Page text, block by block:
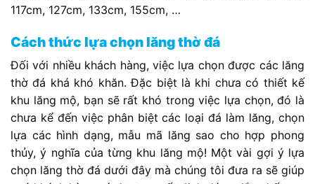
117cm, 127cm, 133cm, 155cm, …
Cách thức lựa chọn lăng thờ đá
Đối với nhiều khách hàng, việc lựa chọn được các lăng
thờ đá khá khó khăn. Đặc biệt là khi chưa có thiết kế
khu lăng mộ, bạn sẽ rất khó trong việc lựa chọn, đó là
chưa kể đến việc phân biệt các loại đá làm lăng, chọn
lựa các hình dạng, mẫu mã lăng sao cho hợp phong
thủy, ý nghĩa của từng khu lăng mộ! Một vài gợi ý lựa
chọn lăng thờ đá dưới đây mà chúng tôi đưa ra sẽ giúp